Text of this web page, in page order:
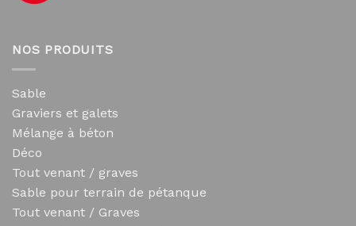
NOS PRODUITS
Sable
Graviers et galets
Mélange à béton
Déco
Tout venant / graves
Sable pour terrain de pétanque
Tout venant / Graves